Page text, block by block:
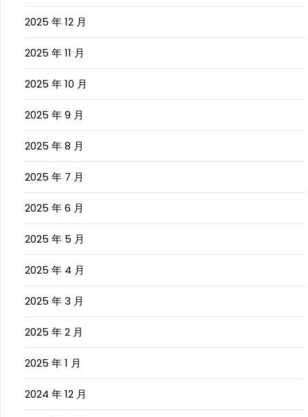
2025 年 12 月
2025 年 11 月
2025 年 10 月
2025 年 9 月
2025 年 8 月
2025 年 7 月
2025 年 6 月
2025 年 5 月
2025 年 4 月
2025 年 3 月
2025 年 2 月
2025 年 1 月
2024 年 12 月